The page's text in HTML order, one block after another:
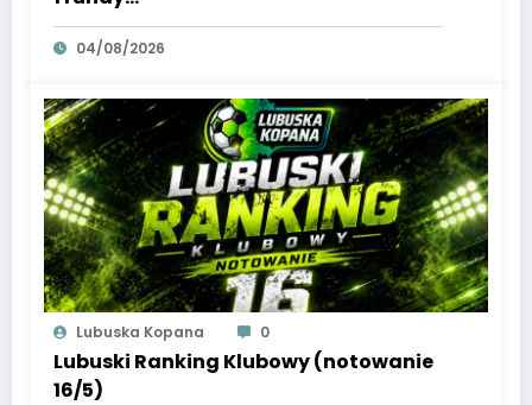
04/08/2026
Lubuska Kopana 0
Lubuski Ranking Klubowy (notowanie
16/5)